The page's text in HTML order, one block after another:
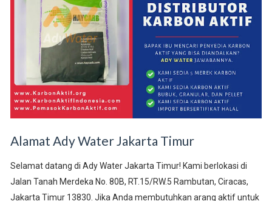
Alamat Ady Water Jakarta Timur
Selamat datang di Ady Water Jakarta Timur! Kami berlokasi di
Jalan Tanah Merdeka No. 80B, RT.15/RW.5 Rambutan, Ciracas,
Jakarta Timur 13830. Jika Anda membutuhkan arang aktif untuk